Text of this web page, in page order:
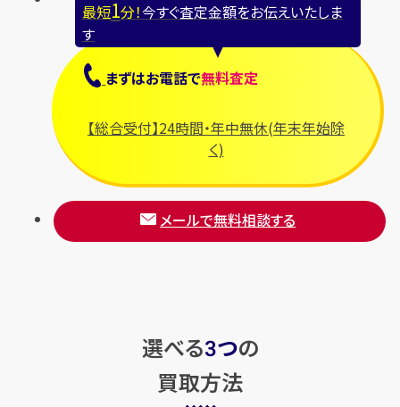
最短1分！今すぐ査定金額をお伝えいたしま
す
まずはお電話で無料査定
【総合受付】24時間・年中無休(年末年始除
く)
メールで無料相談する
選べる3つの
買取方法